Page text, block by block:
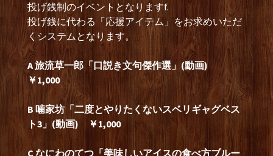
投げ銭制のイベントとなりますf.
投げ銭に代わる「応援アイテム」をお求めいただ
くシステムとなります。
A 旅流草一郎「口説き文句傑作選」(動画)
￥1,000
B 噛家坊「二度とやりたくないスベリギャグベス
ト3」(動画) ￥1,000
C なにわのてつ「美味しいアイスの食べ方ブルー